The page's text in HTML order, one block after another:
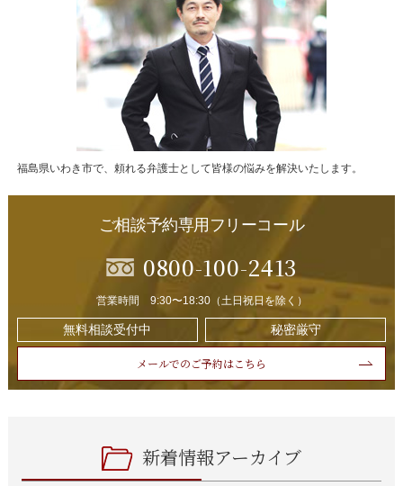
福島県いわき市で、頼れる弁護士として皆様の悩みを解決いたします。
ご相談予約専用フリーコール
0800-100-2413
営業時間 9:30〜18:30（土日祝日を除く）
無料相談受付中 秘密厳守
メールでのご予約はこちら
新着情報アーカイブ